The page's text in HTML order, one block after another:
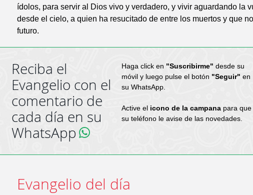
ídolos, para servir al Dios vivo y verdadero, y vivir aguardando la
desde el cielo, a quien ha resucitado de entre los muertos y que
futuro.
Reciba el
Evangelio con el
comentario de
cada día en su
WhatsApp
Haga click en "Suscribirme" desde su
móvil y luego pulse el botón "Seguir" en
su WhatsApp.
Active el icono de la campanapara que
su teléfono le avise de las novedades.
Evangelio del día